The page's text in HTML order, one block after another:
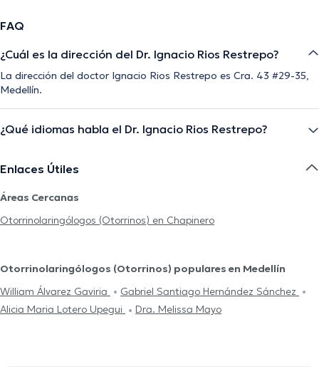
FAQ
¿Cuál es la dirección del Dr. Ignacio Rios Restrepo?
La dirección del doctor Ignacio Rios Restrepo es Cra. 43 #29-35,
Medellín.
¿Qué idiomas habla el Dr. Ignacio Rios Restrepo?
Enlaces Útiles
Áreas Cercanas
Otorrinolaringólogos (Otorrinos) en Chapinero
Otorrinolaringólogos (Otorrinos) populares en Medellín
William Álvarez Gaviria
Gabriel Santiago Hernández Sánchez
Alicia Maria Lotero Upegui
Dra. Melissa Mayo